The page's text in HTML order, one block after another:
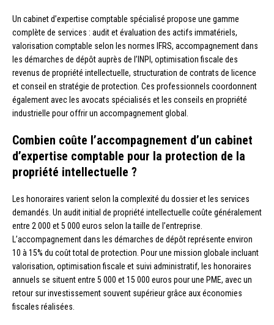
Un cabinet d’expertise comptable spécialisé propose une gamme
complète de services : audit et évaluation des actifs immatériels,
valorisation comptable selon les normes IFRS, accompagnement dans
les démarches de dépôt auprès de l’INPI, optimisation fiscale des
revenus de propriété intellectuelle, structuration de contrats de licence
et conseil en stratégie de protection. Ces professionnels coordonnent
également avec les avocats spécialisés et les conseils en propriété
industrielle pour offrir un accompagnement global.
Combien coûte l’accompagnement d’un cabinet
d’expertise comptable pour la protection de la
propriété intellectuelle ?
Les honoraires varient selon la complexité du dossier et les services
demandés. Un audit initial de propriété intellectuelle coûte généralement
entre 2 000 et 5 000 euros selon la taille de l’entreprise.
L’accompagnement dans les démarches de dépôt représente environ
10 à 15% du coût total de protection. Pour une mission globale incluant
valorisation, optimisation fiscale et suivi administratif, les honoraires
annuels se situent entre 5 000 et 15 000 euros pour une PME, avec un
retour sur investissement souvent supérieur grâce aux économies
fiscales réalisées.